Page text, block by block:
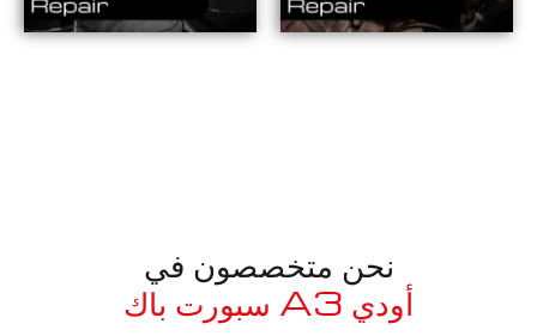
نحن متخصصون في
أودي A3 سبورت باك